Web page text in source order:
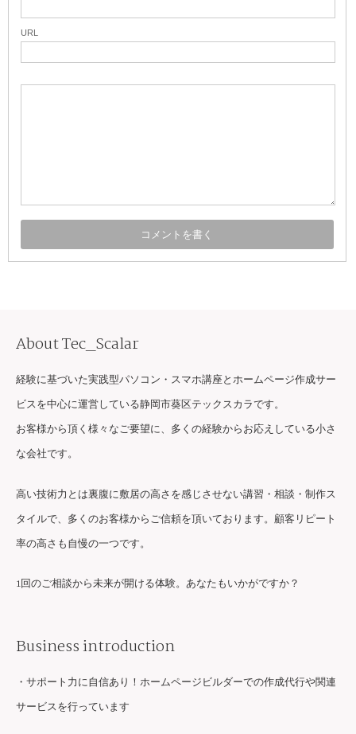
URL
About Tec_Scalar
経験に基づいた実践型パソコン・スマホ講座とホームページ作成サー
ビスを中心に運営している静岡市葵区テックスカラです。
お客様から頂く様々なご要望に、多くの経験からお応えしている小さ
な会社です。
高い技術力とは裏腹に敷居の高さを感じさせない講習・相談・制作ス
タイルで、多くのお客様からご信頼を頂いております。顧客リピート
率の高さも自慢の一つです。
1回のご相談から未来が開ける体験。あなたもいかがですか？
Business introduction
・サポート力に自信あり！ホームページビルダーでの作成代行や関連
サービスを行っています